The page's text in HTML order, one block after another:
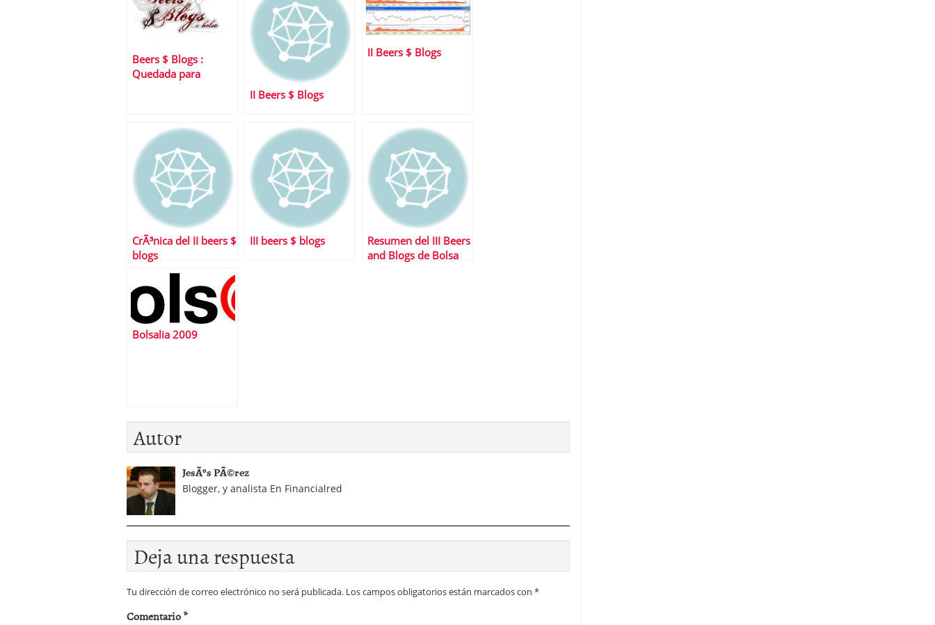
Beers $ Blogs :
Quedada para
II Beers $ Blogs
II Beers $ Blogs
CrÃ³nica del II beers $
blogs
III beers $ blogs
Resumen del III Beers
and Blogs de Bolsa
Bolsalia 2009
Autor
JesÃºs PÃ©rez
Blogger, y analista En Financialred
Deja una respuesta
Tu dirección de correo electrónico no será publicada. Los campos obligatorios están marcados con *
Comentario*